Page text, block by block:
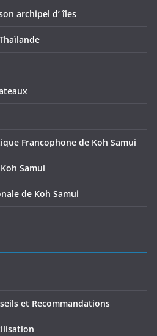
archipel d’ îles
Francophone de Koh Samui
Samui
de Koh Samui
et Recommandations